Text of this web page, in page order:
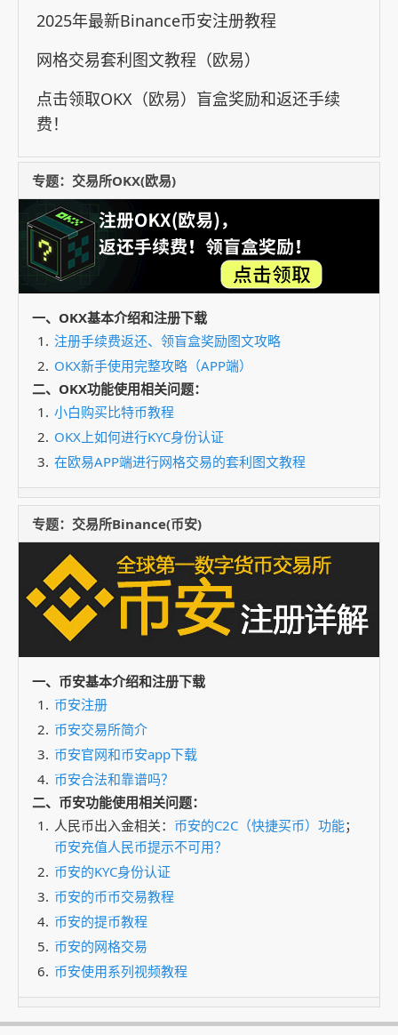
2025年最新Binance币安注册教程
网格交易套利图文教程（欧易）
点击领取OKX（欧易）盲盒奖励和返还手续
费！
专题：交易所OKX(欧易)
一、OKX基本介绍和注册下载
注册手续费返还、领盲盒奖励图文攻略
OKX新手使用完整攻略（APP端）
二、OKX功能使用相关问题：
小白购买比特币教程
OKX上如何进行KYC身份认证
在欧易APP端进行网格交易的套利图文教程
专题：交易所Binance(币安)
一、币安基本介绍和注册下载
币安注册
币安交易所简介
币安官网和币安app下载
币安合法和靠谱吗？
二、币安功能使用相关问题：
人民币出入金相关： 币安的C2C（快捷买币）功能；
币安充值人民币提示不可用？
币安的KYC身份认证
币安的币币交易教程
币安的提币教程
币安的网格交易
币安使用系列视频教程